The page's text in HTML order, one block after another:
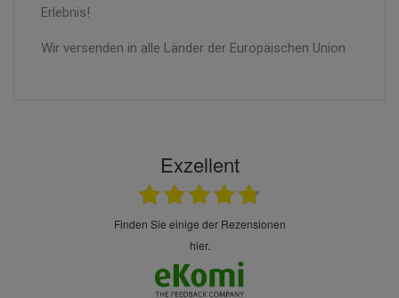
Erlebnis!
Wir versenden in alle Länder der Europäischen Union
Exzellent
finden Sie einige der Rezensionen
hier.